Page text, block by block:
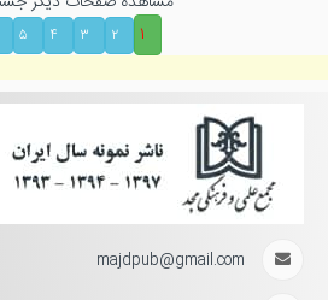
۱
۲ ۳ ۴ ۵
majdpub@gmail.com